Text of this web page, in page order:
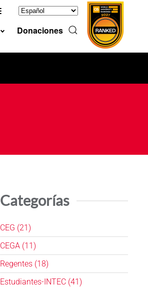
Donaciones
Categorías
CEG (21)
CEGA (11)
Regentes (18)
Estudiantes-INTEC (41)